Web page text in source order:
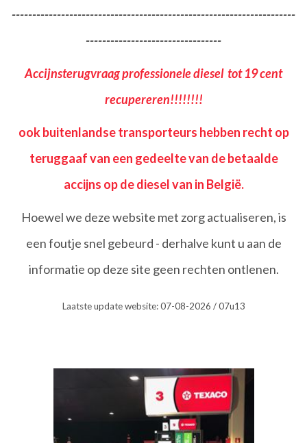
---------------------------------------------------------------------
---------------------------------
Accijnsterugvraag professionelediesel tot 19 cent
recupereren!!!!!!!!
ook buitenlandse transporteurs hebben recht op
teruggaaf van een gedeelte van de betaalde
accijns op de diesel van in België.
Hoewel we deze website met zorg actualiseren, is
een foutje snel gebeurd - derhalve kunt u aan de
informatie op deze site geen rechten ontlenen.
Laatste update website: 07-08-2026 / 07u13